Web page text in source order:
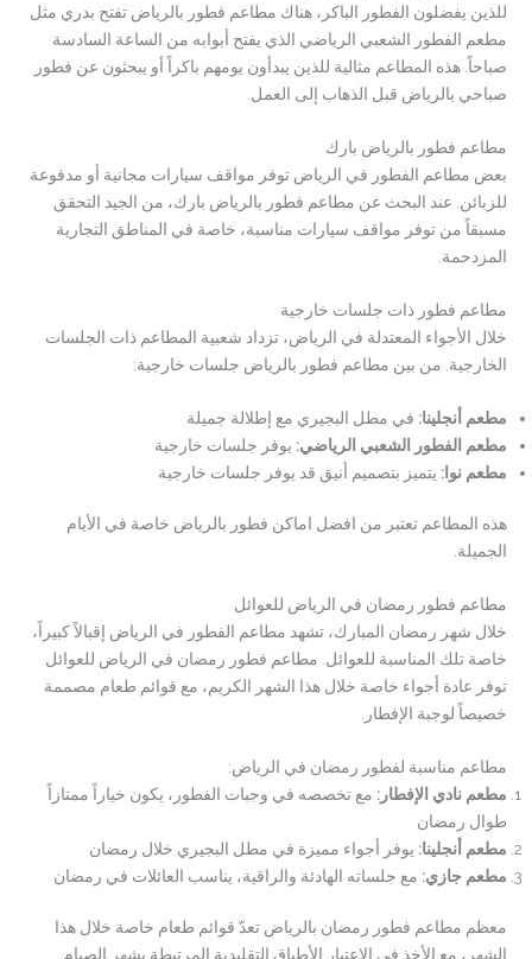
للذين يفضلون الفطور الباكر، هناك مطاعم فطور بالرياض تفتح بدري مثل
مطعم الفطور الشعبي الرياضي الذي يفتح أبوابه من الساعة السادسة
صباحاً. هذه المطاعم مثالية للذين يبدأون يومهم باكراً أو يبحثون عن فطور
صباحي بالرياض قبل الذهاب إلى العمل.
مطاعم فطور بالرياض بارك
بعض مطاعم الفطور في الرياض توفر مواقف سيارات مجانية أو مدفوعة
للزبائن. عند البحث عن مطاعم فطور بالرياض بارك، من الجيد التحقق
مسبقاً من توفر مواقف سيارات مناسبة، خاصة في المناطق التجارية
المزدحمة.
مطاعم فطور ذات جلسات خارجية
خلال الأجواء المعتدلة في الرياض، تزداد شعبية المطاعم ذات الجلسات
الخارجية. من بين مطاعم فطور بالرياض جلسات خارجية:
مطعم أنجلينا: في مطل البجيري مع إطلالة جميلة
مطعم الفطور الشعبي الرياضي: يوفر جلسات خارجية
مطعم نوا: يتميز بتصميم أنيق قد يوفر جلسات خارجية
هذه المطاعم تعتبر من افضل اماكن فطور بالرياض خاصة في الأيام
الجميلة.
مطاعم فطور رمضان في الرياض للعوائل
خلال شهر رمضان المبارك، تشهد مطاعم الفطور في الرياض إقبالاً كبيراً،
خاصة تلك المناسبة للعوائل. مطاعم فطور رمضان في الرياض للعوائل
توفر عادة أجواء خاصة خلال هذا الشهر الكريم، مع قوائم طعام مصممة
خصيصاً لوجبة الإفطار.
مطاعم مناسبة لفطور رمضان في الرياض:
مطعم نادي الإفطار: مع تخصصه في وجبات الفطور، يكون خياراً ممتازاً
طوال رمضان
مطعم أنجلينا: يوفر أجواء مميزة في مطل البجيري خلال رمضان
مطعم جازي: مع جلساته الهادئة والراقية، يناسب العائلات في رمضان
معظم مطاعم فطور رمضان بالرياض تعدّ قوائم طعام خاصة خلال هذا
الشهر، مع الأخذ في الاعتبار الأطباق التقليدية المرتبطة بشهر الصيام.